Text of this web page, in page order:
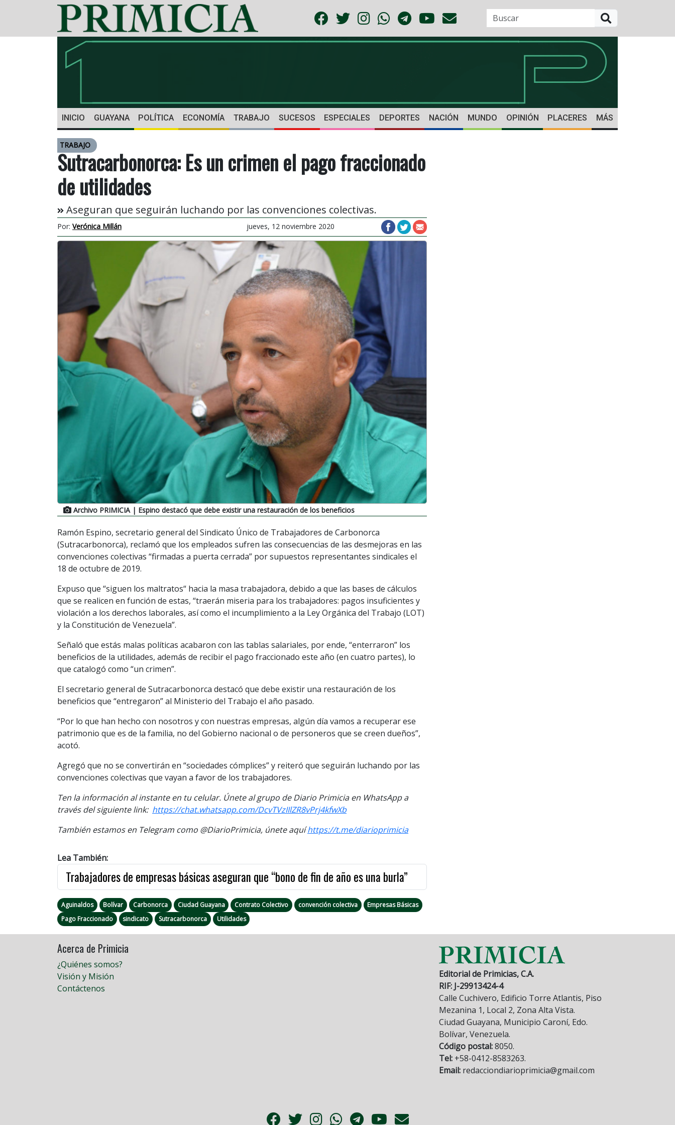
INICIO GUAYANA POLÍTICA ECONOMÍA TRABAJO SUCESOS ESPECIALES DEPORTES NACIÓN MUNDO OPINIÓN PLACERES MÁS
TRABAJO
Sutracarbonorca: Es un crimen el pago fraccionado
de utilidades
Aseguran que seguirán luchando por las convenciones colectivas.
Por: Verónica Millán jueves, 12 noviembre 2020
Archivo PRIMICIA| Espino destacó que debe existir una restauración de los beneficios
Ramón Espino, secretario general del Sindicato Único de Trabajadores de Carbonorca
(Sutracarbonorca), reclamó que los empleados sufren las consecuencias de las desmejoras en las
convenciones colectivas “firmadas a puerta cerrada” por supuestos representantes sindicales el
18 de octubre de 2019.
Expuso que “siguen los maltratos“ hacia la masa trabajadora, debido a que las bases de cálculos
que se realicen en función de estas, “traerán miseria para los trabajadores: pagos insuficientes y
violación a los derechos laborales, así como el incumplimiento a la Ley Orgánica del Trabajo (LOT)
y la Constitución de Venezuela”.
Señaló que estás malas políticas acabaron con las tablas salariales, por ende, “enterraron” los
beneficios de la utilidades, además de recibir el pago fraccionado este año (en cuatro partes), lo
que catalogó como “un crimen”.
El secretario general de Sutracarbonorca destacó que debe existir una restauración de los
beneficios que “entregaron” al Ministerio del Trabajo el año pasado.
“Por lo que han hecho con nosotros y con nuestras empresas, algún día vamos a recuperar ese
patrimonio que es de la familia, no del Gobierno nacional o de personeros que se creen dueños”,
acotó.
Agregó que no se convertirán en “sociedades cómplices” y reiteró que seguirán luchando por las
convenciones colectivas que vayan a favor de los trabajadores.
Ten la información al instante en tu celular. Únete al grupo de Diario Primicia en WhatsApp a
través del siguiente link: https://chat.whatsapp.com/DcvTVzIIlZR8vPrj4kfwXb
También estamos en Telegram como @DiarioPrimicia, únete aquíhttps://t.me/diarioprimicia
Lea También:
Trabajadores de empresas básicas aseguran que “bono de fin de año es una burla”
Aguinaldos Bolívar Carbonorca Ciudad Guayana Contrato Colectivo convención colectiva
Empresas Básicas
Pago Fraccionado
sindicato Sutracarbonorca Utilidades
Acerca de Primicia
¿Quiénes somos?
Visión y Misión
Contáctenos
Editorial de Primicias, C.A.
RIF: J-29913424-4
Calle Cuchivero, Edificio Torre Atlantis, Piso
Mezanina 1, Local 2, Zona Alta Vista.
Ciudad Guayana, Municipio Caroní, Edo.
Bolívar, Venezuela.
Código postal:8050.
Tel: +58-0412-8583263.
Email: redacciondiarioprimicia@gmail.com